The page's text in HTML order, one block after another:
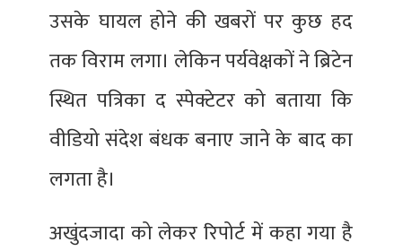
उसके घायल होने की खबरों पर कुछ हद
तक विराम लगा। लेकिन पर्यवेक्षकों ने ब्रिटेन
स्थित पत्रिका द स्पेक्टेटर को बताया कि
वीडियो संदेश बंधक बनाए जाने के बाद का
लगता है।
अखुंदजादा को लेकर रिपोर्ट में कहा गया है